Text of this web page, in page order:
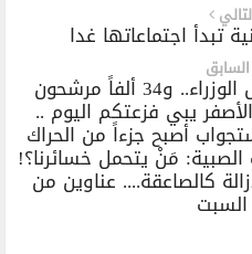
تبدأ اجتماعاتها غدا
السابق
29 نائباً ضد استجواب رئيس الوزراء.. و34 ألفاً مرشحون
آلاف.. والأصفر يبي فزعتكم اليوم ..
أصبح جزءاً من الحراك
مَنْ يتحمل خسائرنا؟!
كالصاعقة.... عناوين من